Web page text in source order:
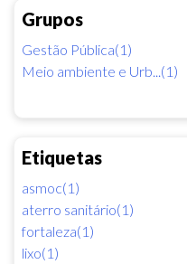
Grupos
Gestão Pública(1)
Meio ambiente e Urb...(1)
Etiquetas
asmoc(1)
aterro sanitário(1)
fortaleza(1)
lixo(1)